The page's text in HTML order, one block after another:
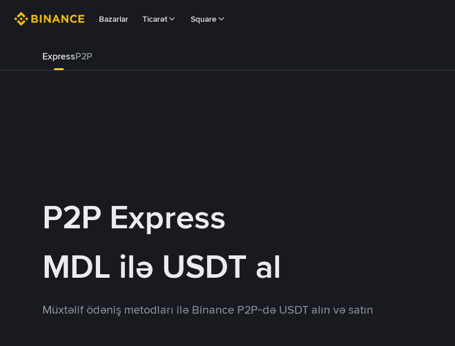
Bazarlar Ticarət Square
ExpressP2P
P2P Express
MDL ilə USDT al
Müxtəlif ödəniş metodları ilə Binance P2P-də USDT alın və satın